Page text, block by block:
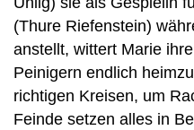
(Thure Riefenstein)
anstellt, wittert Marie
Peinigern endlich
richtigen Kreisen, um
Feinde setzen alles in